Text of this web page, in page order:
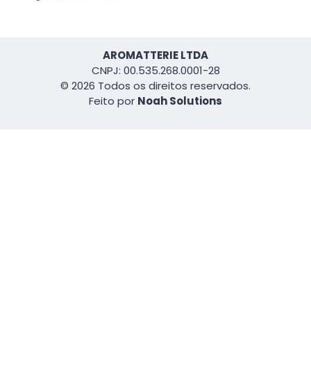
AROMATTERIE LTDA
CNPJ: 00.535.268.0001-28
© 2026 Todos os direitos reservados.
Feito por Noah Solutions